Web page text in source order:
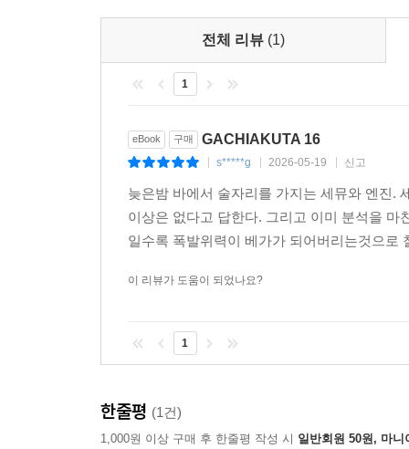
전체 리뷰 (1)
1
eBook 구매 GACHIAKUTA 16
s*****g 2026-05-19 신고
늦은밤 바에서 술자리를 가지는 세뮤와 엔진.
이상은 없다고 답한다. 그리고 이미 분석을
일수록 폭발위력이 베가가 되어버리는것으
이 리뷰가 도움이 되었나요?
1
한줄평 (1건)
1,000원 이상 구매 후 한줄평 작성 시 일반회원 50원, 마니